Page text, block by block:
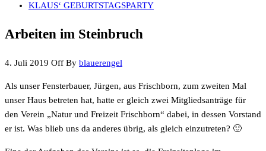
KLAUS‘ GEBURTSTAGSPARTY
Arbeiten im Steinbruch
4. Juli 2019 Off By blauerengel
Als unser Fensterbauer, Jürgen, aus Frischborn, zum zweiten Mal
unser Haus betreten hat, hatte er gleich zwei Mitgliedsanträge für
den Verein „Natur und Freizeit Frischborn“ dabei, in dessen Vorstand
er ist. Was blieb uns da anderes übrig, als gleich einzutreten? 🙂